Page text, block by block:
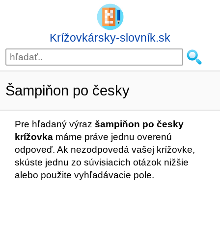
Krížovkársky-slovník.sk
Šampiňon po česky
Pre hľadaný výraz šampiňon po česky
krížovka máme práve jednu overenú
odpoveď. Ak nezodpovedá vašej krížovke,
skúste jednu zo súvisiacich otázok nižšie
alebo použite vyhľadávacie pole.